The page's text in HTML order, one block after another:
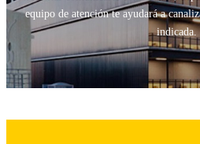
equipo de atención te ayudará a
indicada.